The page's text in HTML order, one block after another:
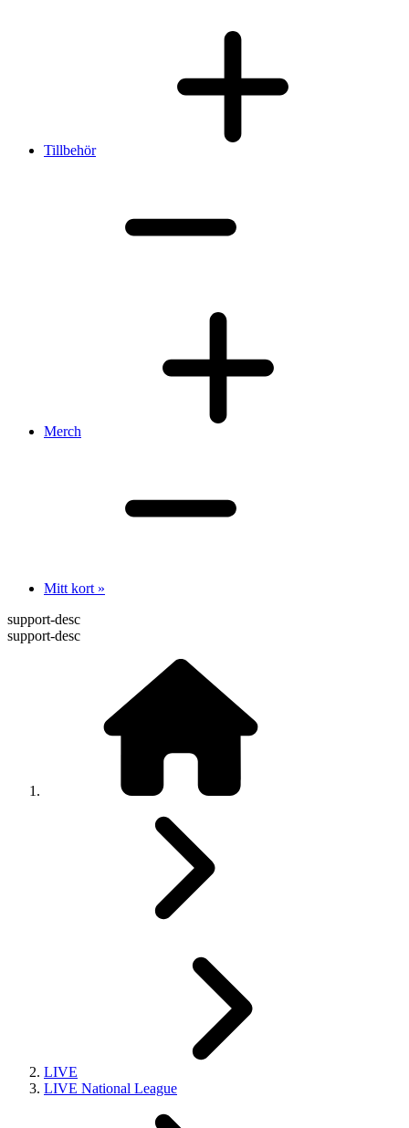
Tillbehör
Merch
Mitt kort »
support-desc
support-desc
LIVE
LIVE National League